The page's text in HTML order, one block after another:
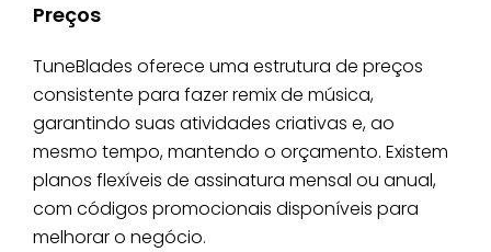
Preços
TuneBlades oferece uma estrutura de preços
consistente para fazer remix de música,
garantindo suas atividades criativas e, ao
mesmo tempo, mantendo o orçamento. Existem
planos flexíveis de assinatura mensal ou anual,
com códigos promocionais disponíveis para
melhorar o negócio.